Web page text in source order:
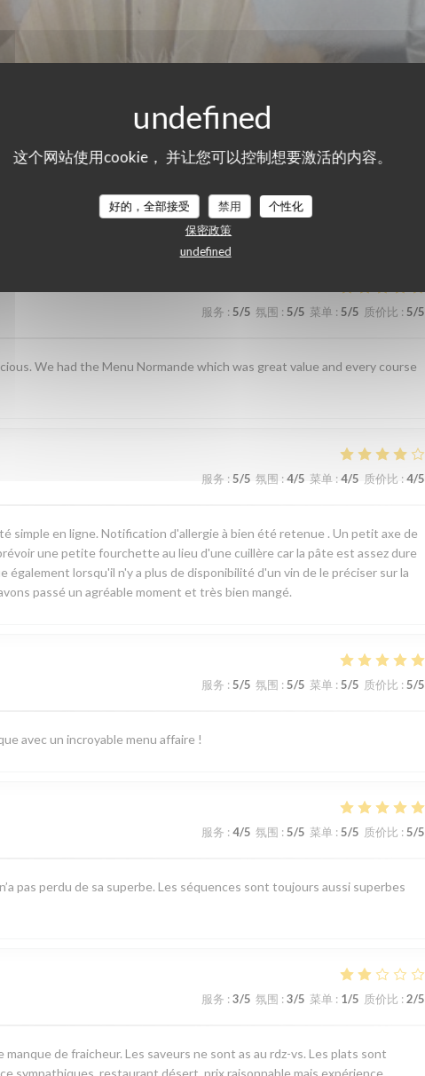
这个网站使用cookie， 并让您可以控制想要激活的内容。
好的，全部接受 禁用
个性化
保密政策
undefined
的顾客评分
服务 : 5/5 氛围 : 5/5 菜单 : 5/5 质价比 : 5/5
We had the Menu Normande which was great value and every course
服务 : 5/5 氛围 :4/5 菜单 : 4/5 质价比 :4/5
simple en ligne. Notification d'allergie à bien été retenue . Un petit axe de
une petite fourchette au lieu d'une cuillère car la pâte est assez dure
également lorsqu'il n'y a plus de disponibilité d'un vin de le préciser sur la
passé un agréable moment et très bien mangé.
服务 : 5/5 氛围 : 5/5 菜单 : 5/5 质价比 : 5/5
avec un incroyable menu affaire !
服务 : 4/5 氛围 : 5/5 菜单 : 5/5 质价比 : 5/5
pas perdu de sa superbe. Les séquences sont toujours aussi superbes
服务 : 3/5 氛围 : 3/5 菜单 : 1/5 质价比 : 2/5
de fraicheur. Les saveurs ne sont as au rdz-vs. Les plats sont
sympathiques, restaurant désert, prix raisonnable mais expérience